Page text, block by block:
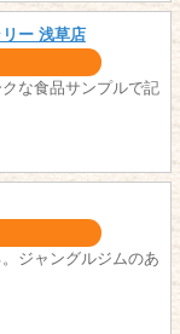
リー 浅草店
な食品サンプルで記
ジャングルジムのあ